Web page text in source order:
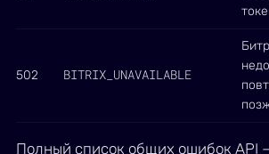
502 BITRIX_UNAVAILABLE
Полный список общих ошибок API